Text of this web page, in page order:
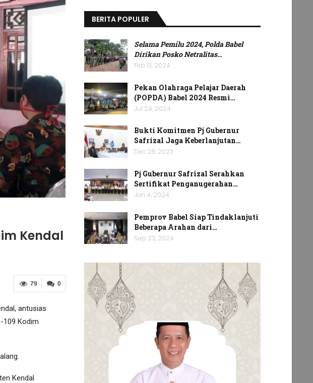
Kendal
0
79
antusias
109 Kodim
Kendal
BERITA POPULER
Selama Pemilu 2024, Polda Babel
Dirikan Posko Netralitas…
Feb 13, 2024
Pekan Olahraga Pelajar Daerah
(POPDA) Babel 2024 Resmi…
Jul 24, 2024
Bukti Komitmen Pj Gubernur
Safrizal Jaga Keberlanjutan…
Dec 28, 2023
Pj Gubernur Safrizal Serahkan
Sertifikat Penganugerahan…
Jan 4, 2024
Pemprov Babel Siap Tindaklanjuti
Beberapa Arahan dari…
Sep 23, 2024